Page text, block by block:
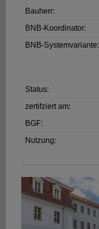
Bauherr:
BNB-Koordinator:
BNB-Systemvariante:
Status:
zertifziert am:
BGF:
Nutzung: